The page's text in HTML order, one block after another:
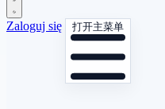
Zaloguj się 打开主菜单